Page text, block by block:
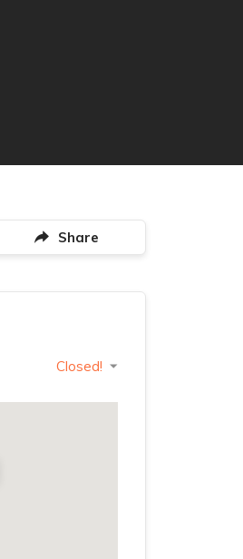
Share
Closed!